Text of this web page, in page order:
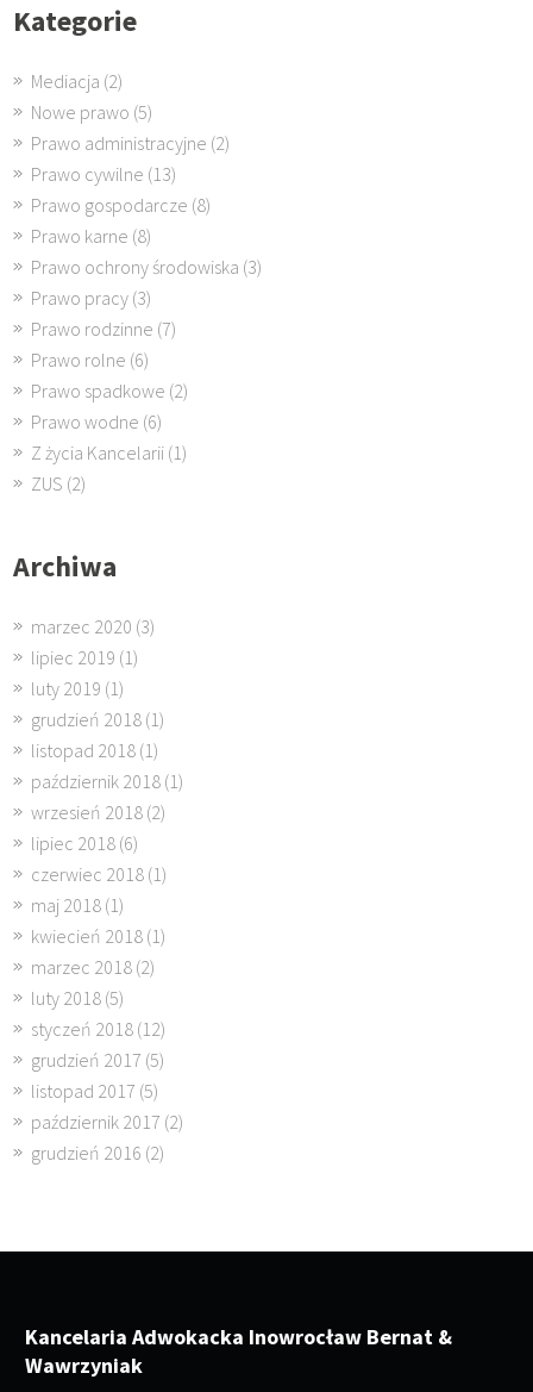
Kategorie
Mediacja (2)
Nowe prawo (5)
Prawo administracyjne (2)
Prawo cywilne (13)
Prawo gospodarcze (8)
Prawo karne (8)
Prawo ochrony środowiska (3)
Prawo pracy (3)
Prawo rodzinne (7)
Prawo rolne (6)
Prawo spadkowe (2)
Prawo wodne (6)
Z życia Kancelarii (1)
ZUS (2)
Archiwa
marzec 2020 (3)
lipiec 2019 (1)
luty 2019 (1)
grudzień 2018 (1)
listopad 2018 (1)
październik 2018 (1)
wrzesień 2018 (2)
lipiec 2018 (6)
czerwiec 2018 (1)
maj 2018 (1)
kwiecień 2018 (1)
marzec 2018 (2)
luty 2018 (5)
styczeń 2018 (12)
grudzień 2017 (5)
listopad 2017 (5)
październik 2017 (2)
grudzień 2016 (2)
Kancelaria Adwokacka Inowrocław Bernat &
Wawrzyniak